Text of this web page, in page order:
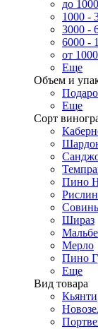
до
1000 -
3000 -
6000 -
от
Еще
Объем и
Еще
Сорт
Пино
Шираз
Мерло
Пино
Еще
Вид товара
Кьянти